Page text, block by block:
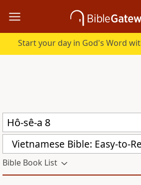
Bible Book List